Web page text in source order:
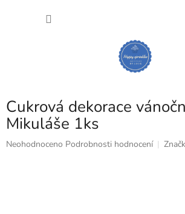
Cukrová dekorace
Mikuláše 1ks
Průměrné
Neohodnoceno Podrobnosti hodnocení